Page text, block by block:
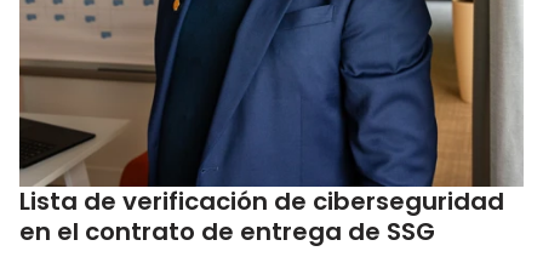
Lista de verificación de ciberseguridad
en el contrato de entrega de SSG